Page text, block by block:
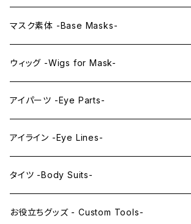
プレミアムマスク素体-Premium base masks-
プレミアムウィッグ -Premium Wigs-
プレミアムレンズアイ -Premium Lens eye-
KAWAII EX series
KAWAII series
IDOL series
PRINCESS series
KAWAII Little series
マスク素体 -Base Masks-
アニメマスク -Anime Masks-
ドールマスク -Doll Masks-
ウィッグ -Wigs for Mask-
ロング -Long-
ミドル -Middle-
アイパーツ -Eye Parts-
レンズアイ -Lens Eyes-
レンズアイ
レンズアイEX
クリスタルアイ -Crystal Eyes-
アイライン -Eye Lines-
アイラインステッカー -Eye Line Stickers-
まゆ毛 -Eyebrows-
タイツ -Body Suits-
全身タイツ -Full Body Suits-
お役立ちグッズ - Custom Tools-